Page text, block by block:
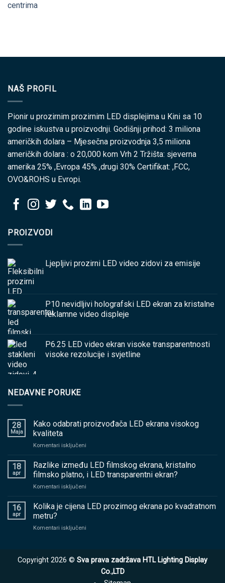
centrima
NAŠ PROFIL
Pionir u prozirnim prozirnim LED displejima u Kini sa 10
godine iskustva u proizvodnji. Godišnji prihod: 3 miliona
američkih dolara – Mjesečna proizvodnja 3,5 miliona
američkih dolara : o 20,000 kom Vrh 2 Tržišta: sjeverna
amerika 25% ,Evropa 45% ,drugi 30% Certifikat: ,FCC,
OVO&ROHS u Evropi.
PROIZVODI
Ljepljivi prozirni LED video zidovi za emisije
P10 nevidljivi holografski LED ekran za kristalne
reklamne video displeje
P6.25 LED video ekran visoke transparentnosti
visoke rezolucije i svjetline
NEDAVNE PORUKE
28
Maja
Kako odabrati proizvođača LED ekrana visokog
kvaliteta
Komentari isključeni
odabrati
proizvođača
LED
kvaliteta
18
apr
Razlike između LED filmskog ekrana, kristalno
filmsko platno, i LED transparentni ekran?
Komentari isključeni
između
i
transparentni
16
apr
Kolika je cijena LED prozirnog ekrana po kvadratnom
metru?
Komentari isključeni
LED
prozirnog
Copyright 2026 © Sva prava zadržava HTL Lighting Display
Co.,LTD